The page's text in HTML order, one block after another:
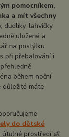
pomocníkem,
a mít všechny
dudlíky, lahvičky
uložené a
na postýlku
při přebalování i
během noční
důležité máte
do dětské
útulné prostředí 👶